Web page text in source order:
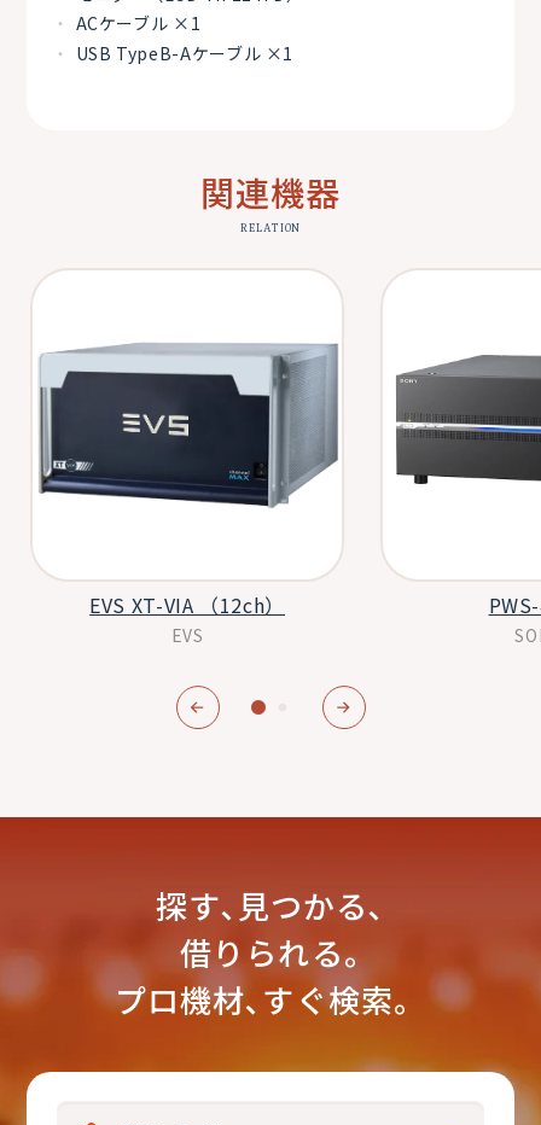
ACケーブル ×1
USB TypeB-Aケーブル ×1
関連機器
RELATION
EVS XT-VIA （12ch）
EVS
探す､見つかる､
借りられる｡
プロ機材､すぐ検索。